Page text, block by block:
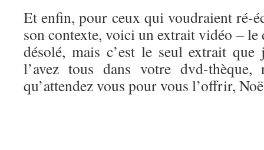
Et enfin, pour ceux qui voudraient ré-
son contexte, voici un extrait vidéo – le
désolé, mais c’est le seul extrait
l’avez tous dans votre dvd-thèque,
qu’attendez vous pour vous l’offrir,